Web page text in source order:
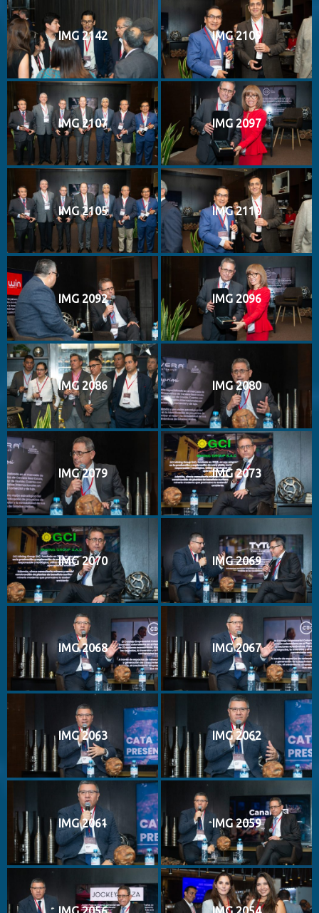
IMG 2142 IMG 2109
IMG 2107 IMG 2097
IMG 2105 IMG 2110
IMG 2092 IMG 2096
IMG 2086 IMG 2080
IMG 2079 IMG 2073
IMG 2070 IMG 2069
IMG 2068 IMG 2067
IMG 2063 IMG 2062
IMG 2061 IMG 2059